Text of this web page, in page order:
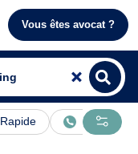
Vous êtes avocat ?
Rapide En ligne